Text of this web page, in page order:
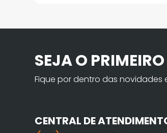
SEJA O PRIMEIRO
Fique por dentro das novidades
CENTRAL DE